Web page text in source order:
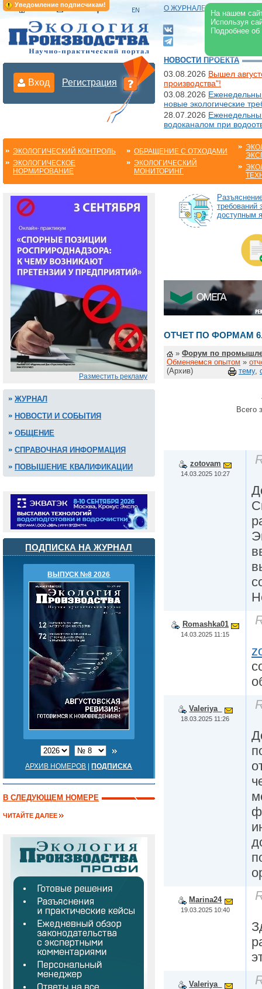
Уведомление подписчикам!
На нашем
Используя
Подробнее
О ЖУРНАЛЕ |
Вход Регистрация
НОВОСТИ ПРОЕКТА
03.08.2026 Вышел
производства"!
03.08.2026
новые экологические
28.07.2026
водоканалом при
ЭКОЛОГИЧЕСКИЙ КОНТРОЛЬ
ЭКОЛОГИЧЕСКОЕ
НОРМИРОВАНИЕ
ОБРАЩЕНИЕ С ОТХОДАМИ
ЭКОЛОГИЧЕСКИЙ
МОНИТОРИНГ
Разместить рекламу
ЖУРНАЛ
НОВОСТИ И СОБЫТИЯ
ОБЩЕНИЕ
СПРАВОЧНАЯ ИНФОРМАЦИЯ
ПОВЫШЕНИЕ КВАЛИФИКАЦИИ
ПОДПИСКА НА ЖУРНАЛ
ВЫПУСК №8 2026
АРХИВ НОМЕРОВ ПОДПИСКА
В СЛЕДУЮЩЕМ НОМЕРЕ
ЧИТАЙТЕ ДАЛЕЕ
требований
доступным
ОТЧЕТ ПО ФОРМАМ
» Форум по
Обменяемся опытом »
(Архив)
тему,
Всего
zotovam
14.03.2025 10:27
Romashka01
14.03.2025 11:15
Valeriya_
18.03.2025 11:26
Marina24
19.03.2025 10:40
Valeriya_